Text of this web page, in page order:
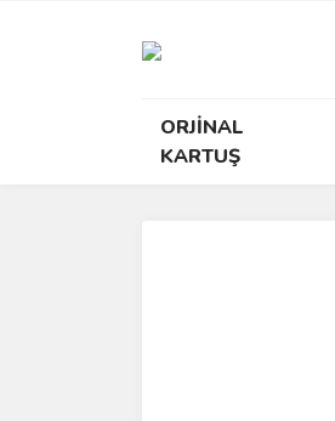
ORJİNAL
KARTUŞ